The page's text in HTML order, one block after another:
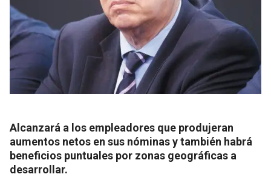
Alcanzará a los empleadores que produjeran
aumentos netos en sus nóminas y también habrá
beneficios puntuales por zonas geográficas a
desarrollar.